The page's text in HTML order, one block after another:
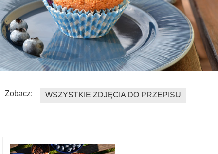
Zobacz: WSZYSTKIE ZDJĘCIA DO PRZEPISU